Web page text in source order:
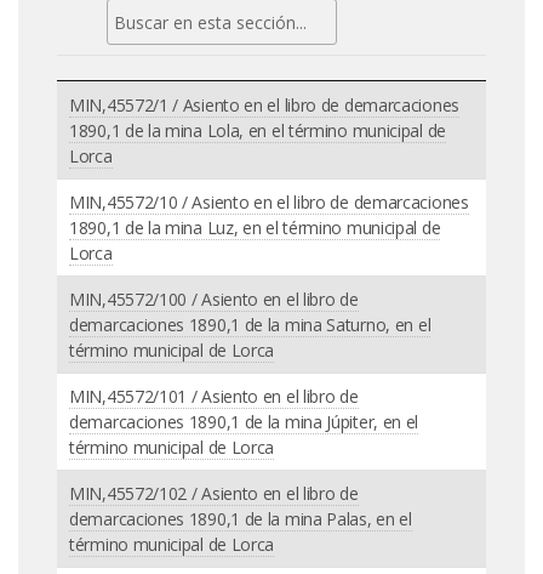
MIN,45572/1 / Asiento en el libro de demarcaciones
1890,1 de la mina Lola, en el término municipal de
Lorca
MIN,45572/10 / Asiento en el libro de demarcaciones
1890,1 de la mina Luz, en el término municipal de
Lorca
MIN,45572/100 / Asiento en el libro de
demarcaciones 1890,1 de la mina Saturno, en el
término municipal de Lorca
MIN,45572/101 / Asiento en el libro de
demarcaciones 1890,1 de la mina Júpiter, en el
término municipal de Lorca
MIN,45572/102 / Asiento en el libro de
demarcaciones 1890,1 de la mina Palas, en el
término municipal de Lorca